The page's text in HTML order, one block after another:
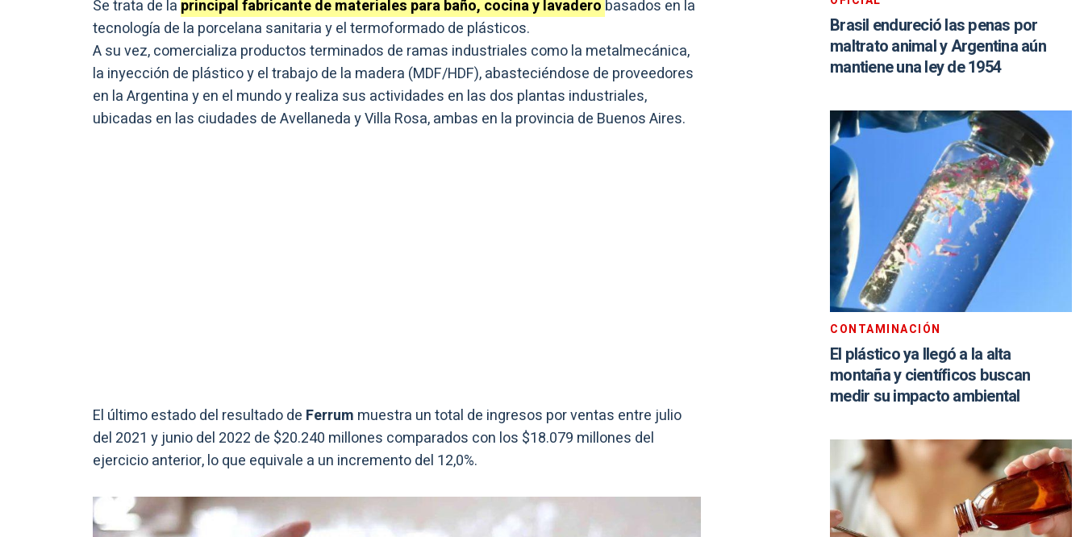
Se trata de la principal fabricante de materiales para baño, cocina y lavadero basados en la
tecnología de la porcelana sanitaria y el termoformado de plásticos.
A su vez, comercializa productos terminados de ramas industriales como la metalmecánica,
la inyección de plástico y el trabajo de la madera (MDF/HDF), abasteciéndose de proveedores
en la Argentina y en el mundo y realiza sus actividades en las dos plantas industriales,
ubicadas en las ciudades de Avellaneda y Villa Rosa, ambas en la provincia de Buenos Aires.
El último estado del resultado de Ferrum muestra un total de ingresos por ventas entre julio
del 2021 y junio del 2022 de $20.240 millones comparados con los $18.079 millones del
ejercicio anterior, lo que equivale a un incremento del 12,0%.
Brasil endureció las penas por
maltrato animal y Argentina aún
mantiene una ley de 1954
CONTAMINACIÓN
El plástico ya llegó a la alta
montaña y científicos buscan
medir su impacto ambiental